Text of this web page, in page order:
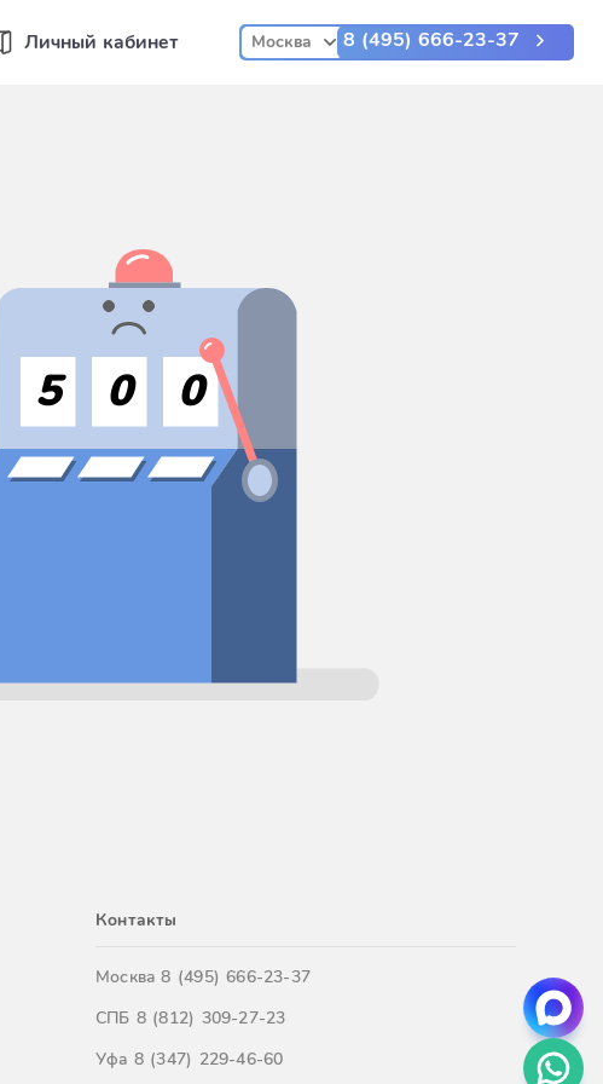
Личный кабинет Москва 8 (495) 666-23-37
5 0 0
Контакты
Москва8 (495) 666-23-37
СПБ 8 (812) 309-27-23
Уфа 8 (347) 229-46-60